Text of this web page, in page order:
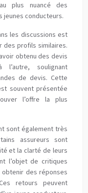
plus nuancé des
conducteurs.
les discussions est
des profils similaires.
obtenu des devis
soulignant
de devis. Cette
souvent présentée
l’offre la plus
sont également très
assureurs sont
et la clarté de leurs
l’objet de critiques
des réponses
retours peuvent